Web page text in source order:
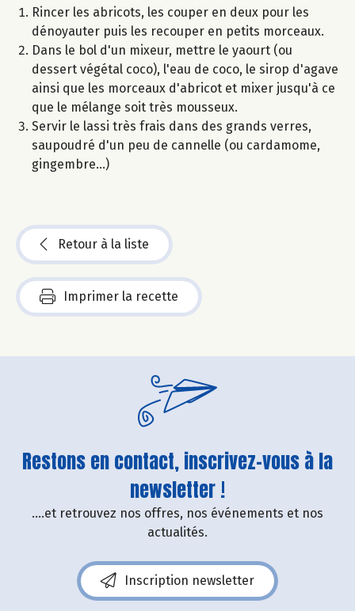
Rincer les abricots, les couper en deux pour les
dénoyauter puis les recouper en petits morceaux.
Dans le bol d'un mixeur, mettre le yaourt (ou
dessert végétal coco), l'eau de coco, le sirop d'agave
ainsi que les morceaux d'abricot et mixer jusqu'à ce
que le mélange soit très mousseux.
Servir le lassi très frais dans des grands verres,
saupoudré d'un peu de cannelle (ou cardamome,
gingembre...)
Retour à la liste
Imprimer la recette
Restons en contact, inscrivez-vous à la
newsletter !
....et retrouvez nos offres, nos événements et nos
actualités.
Inscription newsletter